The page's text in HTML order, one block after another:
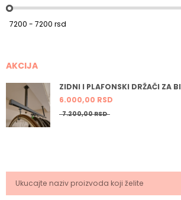
AKCIJA
ZIDNI I PLAFONSKI DRŽAČI ZA
6.000,00 RSD
7.200,00RSD